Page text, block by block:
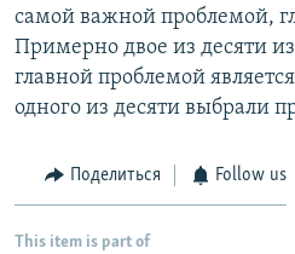
самой важной проблемой,
Примерно двое из десяти
главной проблемой
одного из десяти выбрали
Поделиться Follow us
This item is part of